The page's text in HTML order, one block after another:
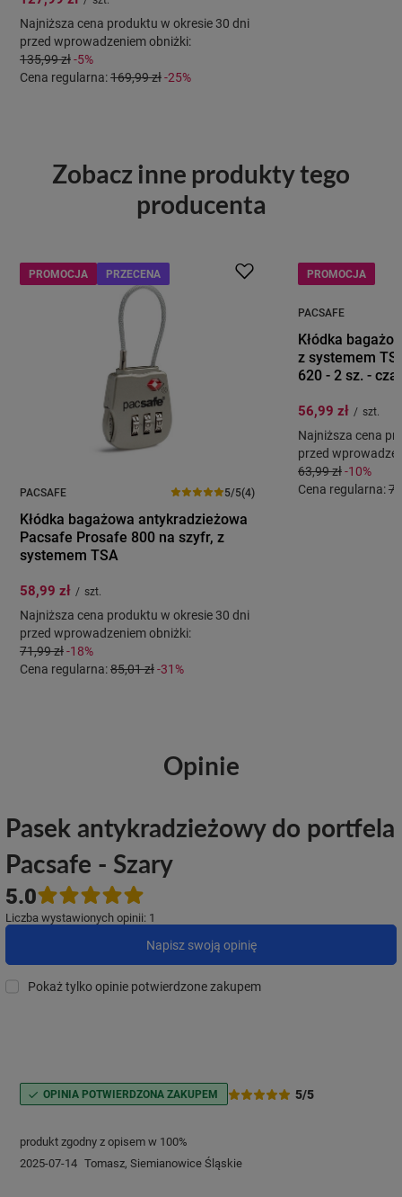
Najniższa cena produktu w okresie 30 dni
przed wprowadzeniem obniżki:
135,99 zł-5%
Cena regularna:169,99 zł-25%
Zobacz inne produkty tego
producenta
PROMOCJA PRZECENA
PACSAFE 5/5(4)
Kłódka bagażowa antykradzieżowa
Pacsafe Prosafe 800 na szyfr, z
systemem TSA
58,99 zł / szt.
Najniższa cena produktu w okresie 30 dni
przed wprowadzeniem obniżki:
71,99 zł-18%
Cena regularna:85,01 zł-31%
PROMOCJA
PACSAFE
Kłódka
z systemem
620 - 2 sz. -
56,99 zł / szt.
Najniższa cena
przed
63,99 zł-10%
Cena regularna:
Opinie
Pasek antykradzieżowy do portfela
Pacsafe - Szary
5.0
Liczba wystawionych opinii: 1
Napisz swoją opinię
Pokaż tylko opinie potwierdzone zakupem
5/5
OPINIA POTWIERDZONA ZAKUPEM
produkt zgodny z opisem w 100%
2025-07-14 Tomasz, Siemianowice Śląskie